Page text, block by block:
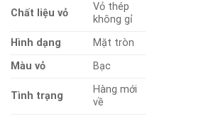
Chất liệu vỏ
Vỏ thép
không gỉ
Hình dạng
Mặt tròn
Màu vỏ
Bạc
Tình trạng
Hàng mới
về